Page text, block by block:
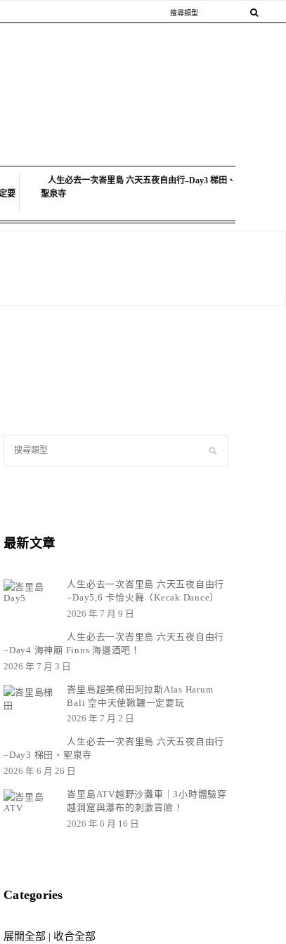
要
人生必去一次峇里島 六天五夜自由行–Day3 梯田、
聖泉寺
最新文章
人生必去一次峇里島 六天五夜自由行
–Day5,6 卡恰火舞（Kecak Dance）
2026 年 7 月 9 日
人生必去一次峇里島 六天五夜自由行
–Day4 海神廟 Finns 海邊酒吧！
2026 年 7 月 3 日
峇里島超美梯田阿拉斯Alas Harum
Bali 空中天使鞦韆一定要玩
2026 年 7 月 2 日
人生必去一次峇里島 六天五夜自由行
–Day3 梯田、聖泉寺
2026 年 6 月 26 日
峇里島ATV越野沙灘車｜3小時體驗穿
越洞窟與瀑布的刺激冒險！
2026 年 6 月 16 日
Categories
展開全部 | 收合全部